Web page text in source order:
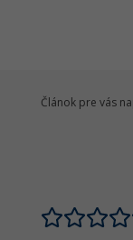
Článok pre vás